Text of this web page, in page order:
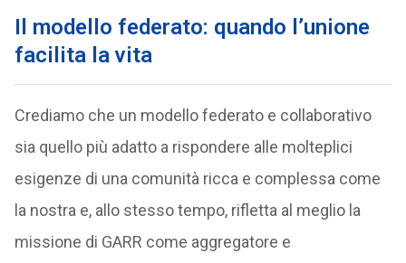
Il modello federato: quando l’unione
facilita la vita
Crediamo che un modello federato e collaborativo
sia quello più adatto a rispondere alle molteplici
esigenze di una comunità ricca e complessa come
la nostra e, allo stesso tempo, rifletta al meglio la
missione di GARR come aggregatore e